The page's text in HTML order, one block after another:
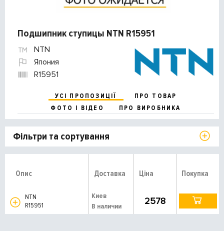
Подшипник ступицы NTN R15951
NTN
Япония
R15951
УСІ ПРОПОЗИЦІЇ
ПРО ТОВАР
ФОТО І ВІДЕО
ПРО ВИРОБНИКА
Фільтри та сортування
Опис Доставка Ціна Покупка
NTN
R15951
Киев
В наличии
2578